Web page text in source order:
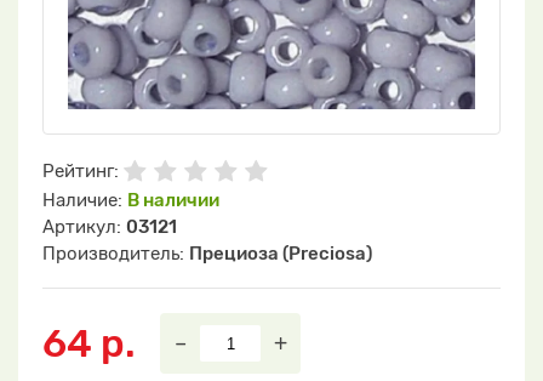
Рейтинг:
Наличие: В наличии
Артикул: 03121
Производитель: Прециоза (Preciosa)
64 р. – +